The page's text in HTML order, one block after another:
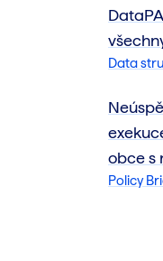
Data
Policy
obce s